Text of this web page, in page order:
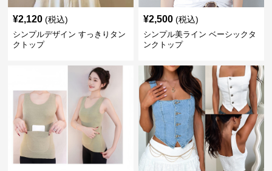
¥2,120 (税込)
シンプルデザイン すっきりタン
クトップ
¥2,500 (税込)
シンプル美ライン ベーシックタ
ンクトップ